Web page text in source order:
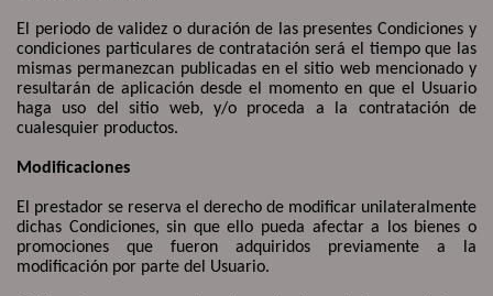
El periodo de validez o duración de las presentes Condiciones y
condiciones particulares de contratación será el tiempo que las
mismas permanezcan publicadas en el sitio web mencionado y
resultarán de aplicación desde el momento en que el Usuario
haga uso del sitio web, y/o proceda a la contratación de
cualesquier productos.
Modificaciones
El prestador se reserva el derecho de modificar unilateralmente
dichas Condiciones, sin que ello pueda afectar a los bienes o
promociones que fueron adquiridos previamente a la
modificación por parte del Usuario.